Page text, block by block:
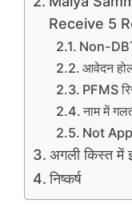
Receive 5
Non-
आवेदन
PFMS
नाम में
Not
अगली किस्त में
निष्कर्ष